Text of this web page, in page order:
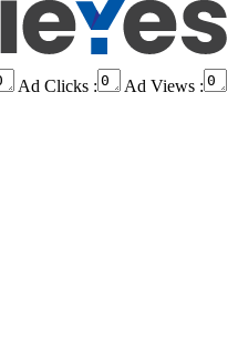
Ad Clicks : Ad Views :